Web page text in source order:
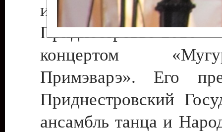
искусств
Приднестровье-
концертом
Примэварэ». Его
Приднестровский
ансамбль танца и